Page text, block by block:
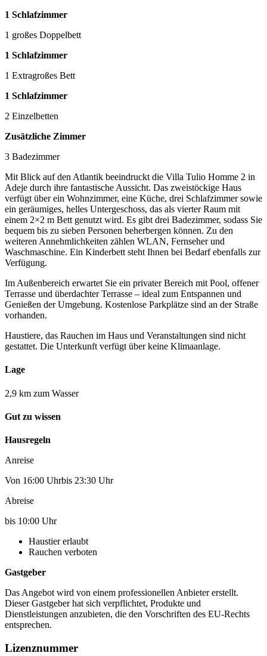
1 Schlafzimmer
1 großes Doppelbett
1 Schlafzimmer
1 Extragroßes Bett
1 Schlafzimmer
2 Einzelbetten
Zusätzliche Zimmer
3 Badezimmer
Mit Blick auf den Atlantik beeindruckt die Villa Tulio Homme 2 in
Adeje durch ihre fantastische Aussicht. Das zweistöckige Haus
verfügt über ein Wohnzimmer, eine Küche, drei Schlafzimmer sowie
ein geräumiges, helles Untergeschoss, das als vierter Raum mit
einem 2×2 m Bett genutzt wird. Es gibt drei Badezimmer, sodass Sie
bequem bis zu sieben Personen beherbergen können. Zu den
weiteren Annehmlichkeiten zählen WLAN, Fernseher und
Waschmaschine. Ein Kinderbett steht Ihnen bei Bedarf ebenfalls zur
Verfügung.
Im Außenbereich erwartet Sie ein privater Bereich mit Pool, offener
Terrasse und überdachter Terrasse – ideal zum Entspannen und
Genießen der Umgebung. Kostenlose Parkplätze sind an der Straße
vorhanden.
Haustiere, das Rauchen im Haus und Veranstaltungen sind nicht
gestattet. Die Unterkunft verfügt über keine Klimaanlage.
Lage
2,9 km zum Wasser
Gut zu wissen
Hausregeln
Anreise
Von 16:00 Uhrbis 23:30 Uhr
Abreise
bis 10:00 Uhr
Haustier erlaubt
Rauchen verboten
Gastgeber
Das Angebot wird von einem professionellen Anbieter erstellt.
Dieser Gastgeber hat sich verpflichtet, Produkte und
Dienstleistungen anzubieten, die den Vorschriften des EU-Rechts
entsprechen.
Lizenznummer